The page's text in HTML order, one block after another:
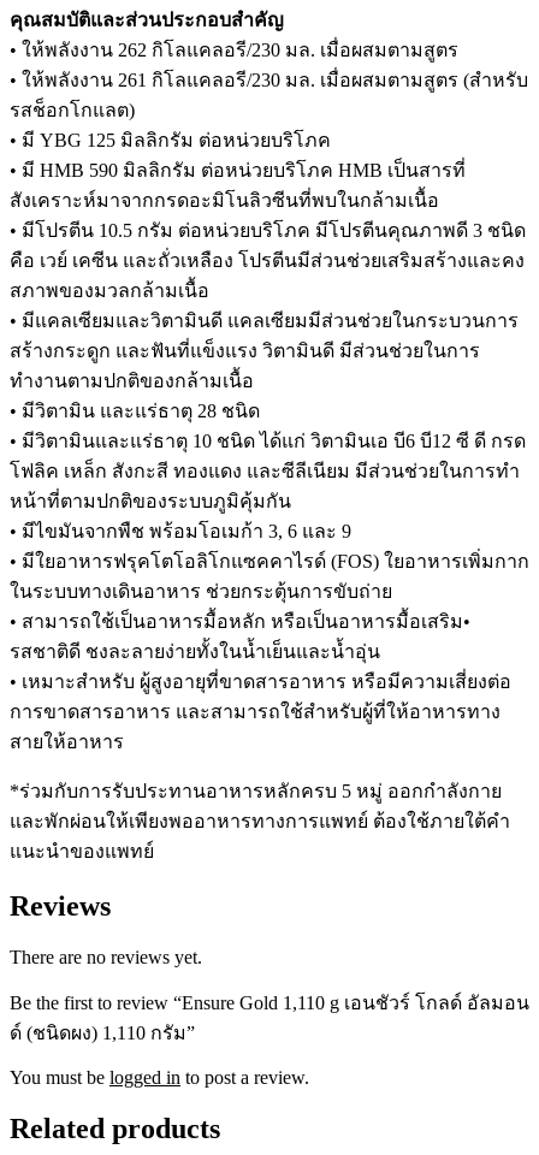
คุณสมบัติและส่วนประกอบสำคัญ
• ให้พลังงาน 262 กิโลแคลอรี/230 มล. เมื่อผสมตามสูตร
• ให้พลังงาน 261 กิโลแคลอรี/230 มล. เมื่อผสมตามสูตร (สำหรับ
รสช็อกโกแลต)
• มี YBG 125 มิลลิกรัม ต่อหน่วยบริโภค
• มี HMB 590 มิลลิกรัม ต่อหน่วยบริโภค HMB เป็นสารที่
สังเคราะห์มาจากกรดอะมิโนลิวซีนที่พบในกล้ามเนื้อ
• มีโปรตีน 10.5 กรัม ต่อหน่วยบริโภค มีโปรตีนคุณภาพดี 3 ชนิด
คือ เวย์ เคซีน และถั่วเหลือง โปรตีนมีส่วนช่วยเสริมสร้างและคง
สภาพของมวลกล้ามเนื้อ
• มีแคลเซียมและวิตามินดี แคลเซียมมีส่วนช่วยในกระบวนการ
สร้างกระดูก และฟันที่แข็งแรง วิตามินดี มีส่วนช่วยในการ
ทำงานตามปกติของกล้ามเนื้อ
• มีวิตามิน และแร่ธาตุ 28 ชนิด
• มีวิตามินและแร่ธาตุ 10 ชนิด ได้แก่ วิตามินเอ บี6 บี12 ซี ดี กรด
โฟลิค เหล็ก สังกะสี ทองแดง และซีลีเนียม มีส่วนช่วยในการทำ
หน้าที่ตามปกติของระบบภูมิคุ้มกัน
• มีไขมันจากพืช พร้อมโอเมก้า 3, 6 และ 9
• มีใยอาหารฟรุคโตโอลิโกแซคคาไรด์ (FOS) ใยอาหารเพิ่มกาก
ในระบบทางเดินอาหาร ช่วยกระตุ้นการขับถ่าย
• สามารถใช้เป็นอาหารมื้อหลัก หรือเป็นอาหารมื้อเสริม•
รสชาติดี ชงละลายง่ายทั้งในน้ำเย็นและน้ำอุ่น
• เหมาะสำหรับ ผู้สูงอายุที่ขาดสารอาหาร หรือมีความเสี่ยงต่อ
การขาดสารอาหาร และสามารถใช้สำหรับผู้ที่ให้อาหารทาง
สายให้อาหาร
*ร่วมกับการรับประทานอาหารหลักครบ 5 หมู่ ออกกำลังกาย
และพักผ่อนให้เพียงพออาหารทางการแพทย์ ต้องใช้ภายใต้คำ
แนะนำของแพทย์
Reviews
There are no reviews yet.
Be the first to review “Ensure Gold 1,110 g เอนชัวร์ โกลด์ อัลมอน
ด์ (ชนิดผง) 1,110 กรัม”
You must be logged in to post a review.
Related products